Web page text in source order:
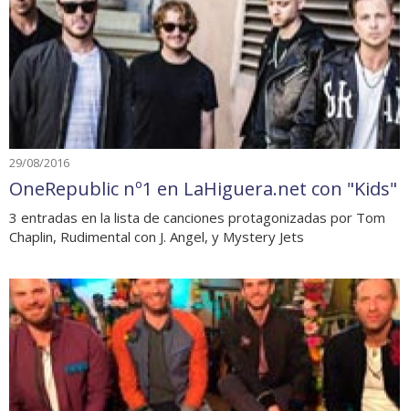
29/08/2016
OneRepublic nº1 en LaHiguera.net con "Kids"
3 entradas en la lista de canciones protagonizadas por Tom
Chaplin, Rudimental con J. Angel, y Mystery Jets